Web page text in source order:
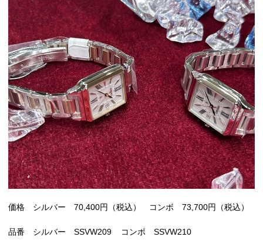
価格 シルバー 70,400円（税込） コンボ 73,700円（税込）
品番 シルバー SSVW209 コンボ SSVW210